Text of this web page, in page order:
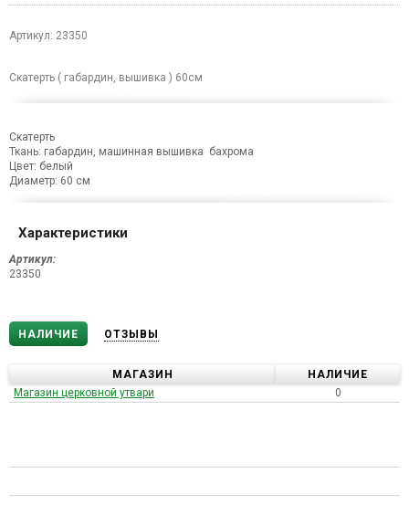
Артикул: 23350
Скатерть ( габардин, вышивка ) 60см
Скатерть
Ткань: габардин, машинная вышивка бахрома
Цвет: белый
Диаметр: 60 см
Характеристики
Артикул:
23350
НАЛИЧИЕ ОТЗЫВЫ
МАГАЗИН
НАЛИЧИЕ
Магазин церковной утвари
0